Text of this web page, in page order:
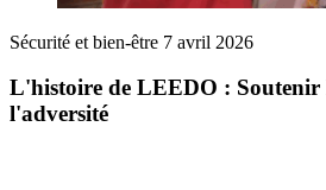
Sécurité et bien-être 7 avril 2026
L'histoire de LEEDO : Soutenir
l'adversité